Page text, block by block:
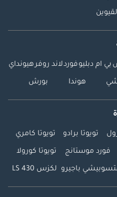
بي ام دبليوفوردلاند روفرهيونداي
هوندا بورش
تويوتا برادو تويوتا كامري
فورد موستانج تويوتا كورولا
باجيرو لكزس LS 430